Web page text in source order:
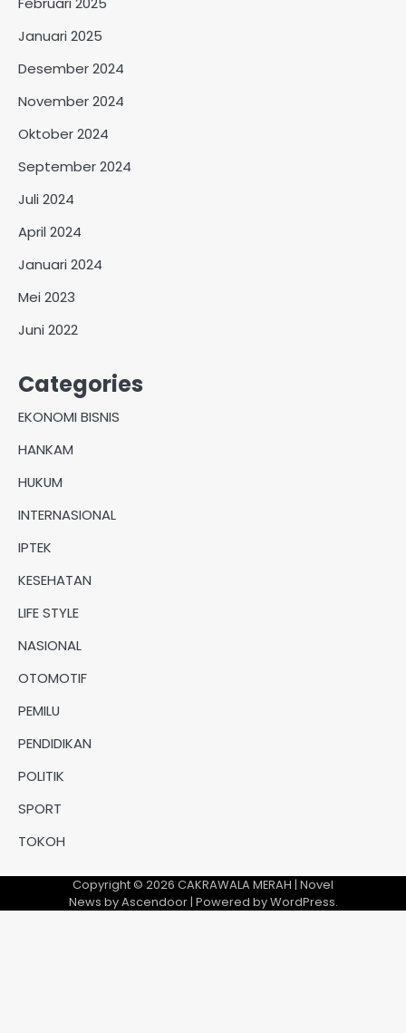
Januari 2025
Desember 2024
November 2024
Oktober 2024
September 2024
Juli 2024
April 2024
Januari 2024
Mei 2023
Juni 2022
Categories
EKONOMI BISNIS
HANKAM
HUKUM
INTERNASIONAL
IPTEK
KESEHATAN
LIFE STYLE
NASIONAL
OTOMOTIF
PEMILU
PENDIDIKAN
POLITIK
SPORT
TOKOH
Copyright © 2026 CAKRAWALA MERAH | Novel
News byAscendoor| Powered byWordPress.